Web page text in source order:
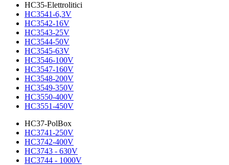
HC35-Elettrolitici
HC3541-6,3V
HC3542-16V
HC3543-25V
HC3544-50V
HC3545-63V
HC3546-100V
HC3547-160V
HC3548-200V
HC3549-350V
HC3550-400V
HC3551-450V
HC37-PolBox
HC3741-250V
HC3742-400V
HC3743 - 630V
HC3744 - 1000V